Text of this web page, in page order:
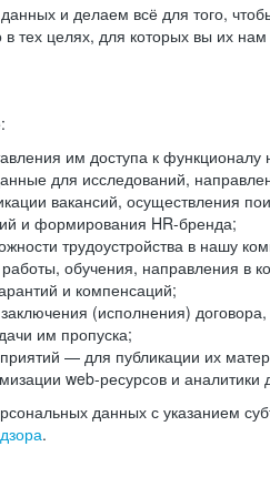
и делаем всё для того,
тех целях, для которых вы их
им доступа к функционалу
для исследований,
вакансий, осуществления
и формирования HR-бренда;
трудоустройства в нашу
обучения, направления в
и компенсаций;
(исполнения)
им пропуска;
— для публикации их
web-ресурсов и аналитики
данных с указанием
.